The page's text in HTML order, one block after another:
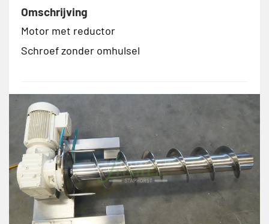
Omschrijving
Motor met reductor
Schroef zonder omhulsel